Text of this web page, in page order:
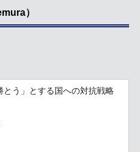
）
う」とする国への対抗戦略